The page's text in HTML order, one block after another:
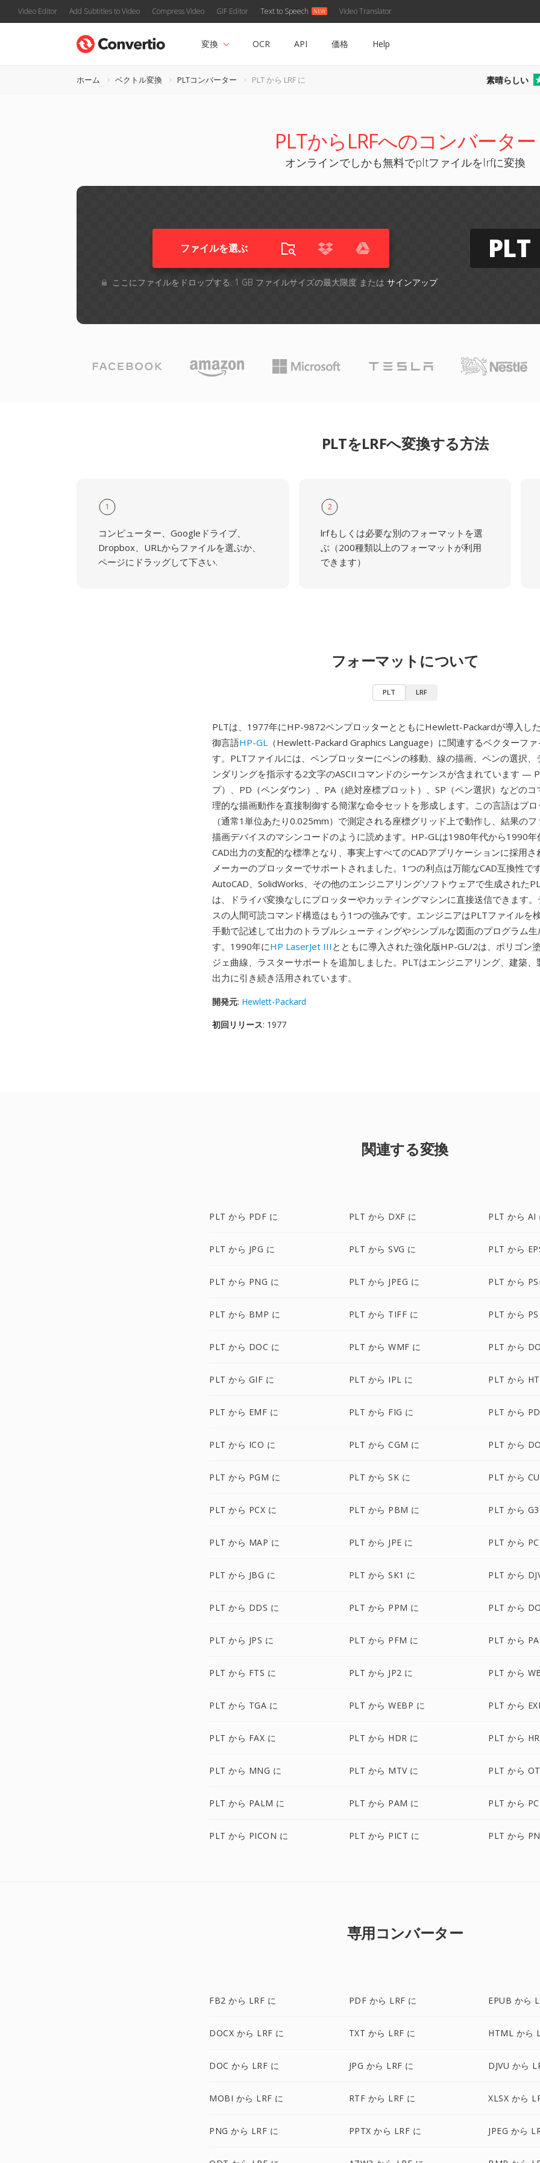
Video Editor Add Subtitles to Video Compress Video GIF Editor Text to Speech Video Translator
変換 OCR API 価格 Help
ホーム ベクトル変換 PLTコンバーター PLT から LRF に 素晴らしい
PLTからLRFへのコンバーター
オンラインでしかも無料でpltファイルをlrfに変換
ファイルを選ぶ
ここにファイルをドロップする. 1 GB ファイルサイズの最大限度 または サインアップ
PLT
PLTをLRFへ変換する方法
1
コンピューター、Googleドライブ、
Dropbox、URLからファイルを選ぶか、
ページにドラッグして下さい.
2
lrfもしくは必要な別のフォーマットを選
ぶ（200種類以上のフォーマットが利用
できます）
フォーマットについて
PLT LRF
PLTは、1977年にHP-9872ペンプロッターとともにHewlett-Packardが導入し
御言語HP-GL （Hewlett-Packard Graphics Language）に関連するベクターフ
す。PLTファイルには、ペンプロッターにペンの移動、線の描画、ペンの選択、
ンダリングを指示する2文字のASCIIコマンドのシーケンスが含まれています —
プ）、PD（ペンダウン）、PA（絶対座標プロット）、SP（ペン選択）などのコ
理的な描画動作を直接制御する簡潔な命令セットを形成します。この言語はプロ
（通常1単位あたり0.025mm）で測定される座標グリッド上で動作し、結果の
描画デバイスのマシンコードのように読めます。HP-GLは1980年代から1990年
CAD出力の支配的な標準となり、事実上すべてのCADアプリケーションに採用さ
メーカーのプロッターでサポートされました。1つの利点は万能なCAD互換性で
AutoCAD、SolidWorks、その他のエンジニアリングソフトウェアで生成された
は、ドライバ変換なしにプロッターやカッティングマシンに直接送信できます
スの人間可読コマンド構造はもう1つの強みです。エンジニアはPLTファイルを検
手動で記述して出力のトラブルシューティングやシンプルな図面のプログラム
す。1990年にHP LaserJet III とともに導入された強化版HP-GL/2は、ポリゴン
ジェ曲線、ラスターサポートを追加しました。PLTはエンジニアリング、建築、
出力に引き続き活用されています。
開発元: Hewlett-Packard
初回リリース: 1977
関連する変換
PLT から PDF に PLT から DXF に PLT から AI
PLT から JPG に PLT から SVG に PLT から
PLT から PNG に PLT から JPEG に PLT から
PLT から BMP に PLT から TIFF に PLT から
PLT から DOC に PLT から WMF に PLT から
PLT から GIF に PLT から IPL に PLT から
PLT から EMF に PLT から FIG に PLT から
PLT から ICO に PLT から CGM に PLT から
PLT から PGM に PLT から SK に PLT から
PLT から PCX に PLT から PBM に PLT から
PLT から MAP に PLT から JPE に PLT から
PLT から JBG に PLT から SK1 に PLT から
PLT から DDS に PLT から PPM に PLT から
PLT から JPS に PLT から PFM に PLT から
PLT から FTS に PLT から JP2 に PLT から
PLT から TGA に PLT から WEBP に PLT から
PLT から FAX に PLT から HDR に PLT から
PLT から MNG に PLT から MTV に PLT から
PLT から PALM に PLT から PAM に PLT から
PLT から PICON に PLT から PICT に PLT から
専用コンバーター
FB2 から LRF に PDF から LRF に EPUB から
DOCX から LRF に TXT から LRF に HTML から
DOC から LRF に JPG から LRF に DJVU から
MOBI から LRF に RTF から LRF に XLSX から
PNG から LRF に PPTX から LRF に JPEG から